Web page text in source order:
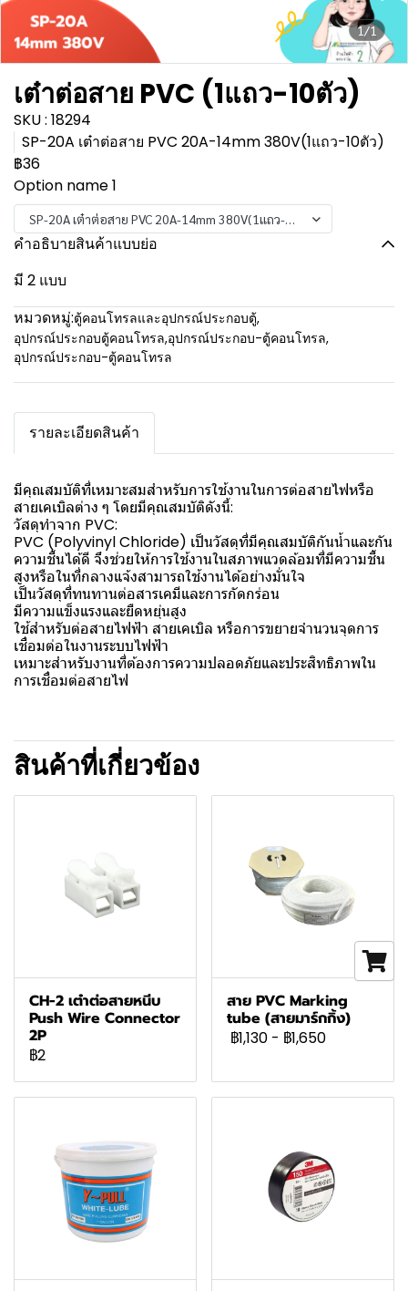
1/1
เต๋าต่อสาย PVC (1แถว-10ตัว)
SKU : 18294
SP-20A เต๋าต่อสาย PVC 20A-14mm 380V(1แถว-10ตัว)
฿36
Option name 1
SP-20A เต๋าต่อสาย PVC 20A-14mm 380V(1แถว-10ตัว)
คำอธิบายสินค้าแบบย่อ
มี 2 แบบ
หมวดหมู่:ตู้คอนโทรลและอุปกรณ์ประกอบตู้,
อุปกรณ์ประกอบตู้คอนโทรล,อุปกรณ์ประกอบ-ตู้คอนโทรล,
อุปกรณ์ประกอบ-ตู้คอนโทรล
รายละเอียดสินค้า
มีคุณสมบัติที่เหมาะสมสำหรับการใช้งานในการต่อสายไฟหรือ
สายเคเบิลต่าง ๆ โดยมีคุณสมบัติดังนี้:
วัสดุทำจาก PVC:
PVC (Polyvinyl Chloride) เป็นวัสดุที่มีคุณสมบัติกันน้ำและกัน
ความชื้นได้ดี จึงช่วยให้การใช้งานในสภาพแวดล้อมที่มีความชื้น
สูงหรือในที่กลางแจ้งสามารถใช้งานได้อย่างมั่นใจ
เป็นวัสดุที่ทนทานต่อสารเคมีและการกัดกร่อน
มีความแข็งแรงและยืดหยุ่นสูง
ใช้สำหรับต่อสายไฟฟ้า สายเคเบิล หรือการขยายจำนวนจุดการ
เชื่อมต่อในงานระบบไฟฟ้า
เหมาะสำหรับงานที่ต้องการความปลอดภัยและประสิทธิภาพใน
การเชื่อมต่อสายไฟ
สินค้าที่เกี่ยวข้อง
CH-2 เต๋าต่อสายหนีบ
Push Wire Connector
2P
฿2
สาย PVC Marking
tube (สายมาร์กกิ้ง)
฿1,130 - ฿1,650